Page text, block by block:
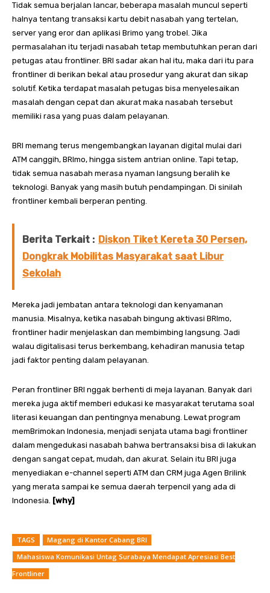
Tidak semua berjalan lancar, beberapa masalah muncul seperti
halnya tentang transaksi kartu debit nasabah yang tertelan,
server yang eror dan aplikasi Brimo yang trobel. Jika
permasalahan itu terjadi nasabah tetap membutuhkan peran dari
petugas atau frontliner. BRI sadar akan hal itu, maka dari itu para
frontliner di berikan bekal atau prosedur yang akurat dan sikap
solutif. Ketika terdapat masalah petugas bisa menyelesaikan
masalah dengan cepat dan akurat maka nasabah tersebut
memiliki rasa yang puas dalam pelayanan.
BRI memang terus mengembangkan layanan digital mulai dari
ATM canggih, BRImo, hingga sistem antrian online. Tapi tetap,
tidak semua nasabah merasa nyaman langsung beralih ke
teknologi. Banyak yang masih butuh pendampingan. Di sinilah
frontliner kembali berperan penting.
Berita Terkait : Diskon Tiket Kereta 30 Persen,
Dongkrak Mobilitas Masyarakat saat Libur
Sekolah
Mereka jadi jembatan antara teknologi dan kenyamanan
manusia. Misalnya, ketika nasabah bingung aktivasi BRImo,
frontliner hadir menjelaskan dan membimbing langsung. Jadi
walau digitalisasi terus berkembang, kehadiran manusia tetap
jadi faktor penting dalam pelayanan.
Peran frontliner BRI nggak berhenti di meja layanan. Banyak dari
mereka juga aktif memberi edukasi ke masyarakat terutama soal
literasi keuangan dan pentingnya menabung. Lewat program
memBrimokan Indonesia, menjadi senjata utama bagi frontliner
dalam mengedukasi nasabah bahwa bertransaksi bisa di lakukan
dengan sangat cepat, mudah, dan akurat. Selain itu BRI juga
menyediakan e-channel seperti ATM dan CRM juga Agen Brilink
yang merata sampai ke semua daerah terpencil yang ada di
Indonesia. [why]
TAGS
Magang di Kantor Cabang BRI
Mahasiswa Komunikasi Untag Surabaya Mendapat Apresiasi Best
Frontliner